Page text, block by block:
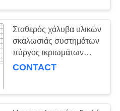
Σταθερός χάλυβα υλικών
σκαλωσιάς συστημάτων
πύργος ικριωμάτων
αργιλίου κινητός
CONTACT